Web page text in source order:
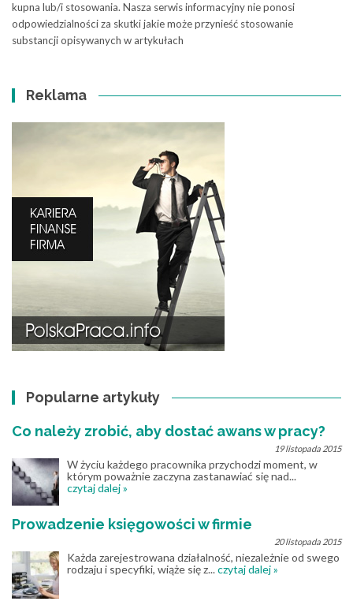
kupna lub/i stosowania. Nasza serwis informacyjny nie ponosi
odpowiedzialności za skutki jakie może przynieść stosowanie
substancji opisywanych w artykułach
Reklama
Popularne artykuły
Co należy zrobić, aby dostać awans w pracy?
19 listopada 2015
W życiu każdego pracownika przychodzi moment, w
którym poważnie zaczyna zastanawiać się nad...
czytaj dalej »
Prowadzenie księgowości w firmie
20 listopada 2015
Każda zarejestrowana działalność, niezależnie od swego
rodzaju i specyfiki, wiąże się z...czytaj dalej »